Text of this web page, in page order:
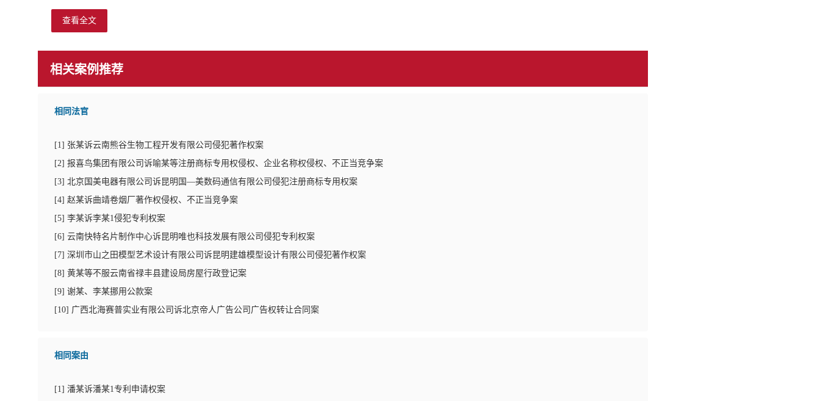
查看全文
相关案例推荐
相同法官
[1] 张某诉云南熊谷生物工程开发有限公司侵犯著作权案
[2] 报喜鸟集团有限公司诉喻某等注册商标专用权侵权、企业名称权侵权、不正当竞争案
[3] 北京国美电器有限公司诉昆明国—美数码通信有限公司侵犯注册商标专用权案
[4] 赵某诉曲靖卷烟厂著作权侵权、不正当竞争案
[5] 李某诉李某1侵犯专利权案
[6] 云南快特名片制作中心诉昆明唯也科技发展有限公司侵犯专利权案
[7] 深圳市山之田模型艺术设计有限公司诉昆明建雄模型设计有限公司侵犯著作权案
[8] 黄某等不服云南省禄丰县建设局房屋行政登记案
[9] 谢某、李某挪用公款案
[10] 广西北海赛普实业有限公司诉北京帝人广告公司广告权转让合同案
相同案由
[1] 潘某诉潘某1专利申请权案